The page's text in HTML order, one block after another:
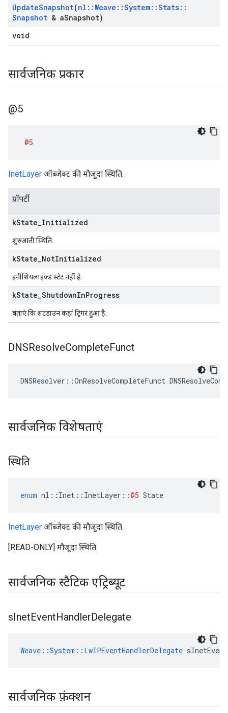
UpdateSnapshot(nl ::Weave ::System::Stats::
Snapshot & aSnapshot)
void
सार्वजनिक प्रकार
@5
@5
InetLayer ऑब्जेक्ट की मौजूदा स्थिति.
प्रॉपर्टी
kState Initialized
शुरुआती स्थिति.
kState NotInitialized
इनीशियलाइज़्ड स्टेट नहीं है.
kState ShutdownInProgress
बताएं कि शटडाउन कहां ट्रिगर हुआ है.
DNSResolveCompleteFunct
DNSResolver::OnResolveCompleteFunct
सार्वजनिक विशेषताएं
स्थिति
enum nl :: Inet :: InetLayer ::@5 State
InetLayer ऑब्जेक्ट की मौजूदा स्थिति.
[READ-ONLY] मौजूदा स्थिति.
सार्वजनिक स्टैटिक एट्रिब्यूट
sInetEventHandlerDelegate
Weave::System::LwIPEventHandlerDelegate
सार्वजनिक फ़ंक्शन